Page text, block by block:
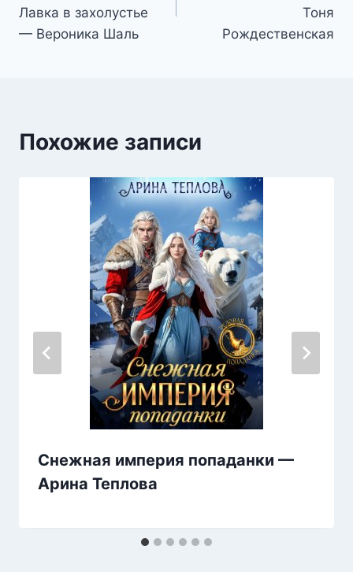
записям
Лавка в захолустье
— Вероника Шаль
Тоня
Рождественская
Похожие записи
Снежная империя попаданки —
Арина Теплова